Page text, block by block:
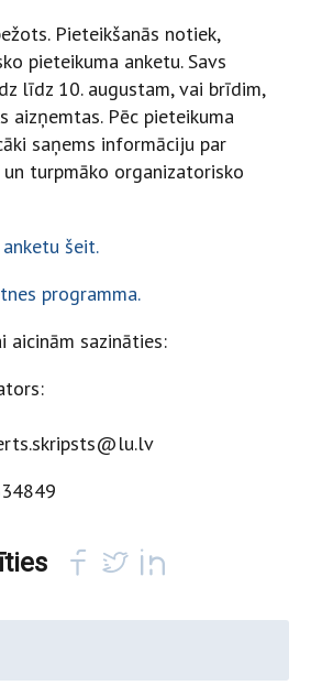
Pieteikšanās notiek,
pieteikuma anketu. Savs
līdz 10. augustam, vai brīdim,
aizņemtas. Pēc pieteikuma
saņems informāciju par
un turpmāko organizatorisko
šeit.
programma.
aicinām sazināties: